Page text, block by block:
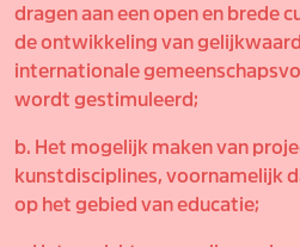
dragen aan een open en brede
de ontwikkeling van
internationale
wordt gestimuleerd;
b. Het mogelijk maken van
kunstdisciplines, voornamelijk
op het gebied van educatie;